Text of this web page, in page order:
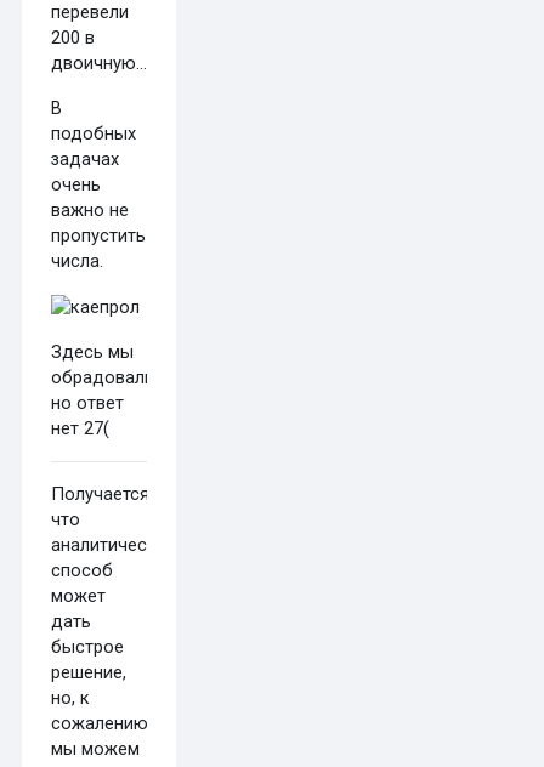
перевели
200 в
двоичную...
В
подобных
задачах
очень
важно не
пропустить
числа.
Здесь мы
обрадовались,
но ответ
нет 27(
Получается,
что
аналитический
способ
может
дать
быстрое
решение,
но, к
сожалению,
мы можем